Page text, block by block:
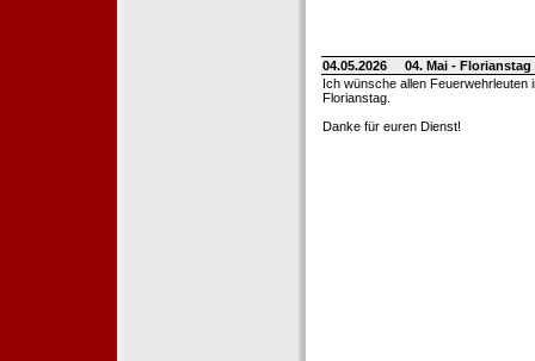
04.05.2026
04. Mai -
Ich wünsche allen Feuerwehrleuten
Florianstag.
Danke für euren Dienst!